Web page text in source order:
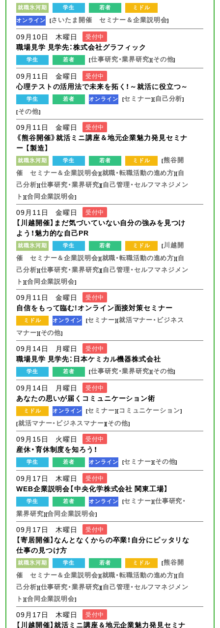
就職氷河期 学生 若者
ミドル
オンライン [さいたま開催 セミナー＆企業説明会]
09月10日 木曜日 受付中
職場見学 見学先：株式会社グラフィック
学生 若者 [仕事研究・業界研究][その他]
09月11日 金曜日 受付中
心理テストの活用法で未来を拓く！～就活に役立つ～
学生 若者 オンライン [セミナー][自己分析]
[その他]
09月11日 金曜日 受付中
《熊谷開催》就活ミニ講座＆地元企業魅力発見セミナ
ー 【製造】
就職氷河期 学生 若者 ミドル [熊谷開
催 セミナー＆企業説明会][就職・転職活動の進め方][自
己分析][仕事研究・業界研究][自己管理・セルフマネジメン
ト][合同企業説明会]
09月11日 金曜日 受付中
【川越開催】まだ気づいていない自分の強みを見つけ
よう！魅力的な自己PR
就職氷河期 学生 若者 ミドル [川越開
催 セミナー＆企業説明会][就職・転職活動の進め方][自
己分析][仕事研究・業界研究][自己管理・セルフマネジメン
ト][合同企業説明会]
09月11日 金曜日 受付中
自信をもって臨む!オンライン面接対策セミナー
ミドル オンライン [セミナー][就活マナー・ビジネス
マナー][その他]
09月14日 月曜日 受付中
職場見学 見学先：日本ケミカル機器株式会社
学生 若者 [仕事研究・業界研究][その他]
09月14日 月曜日 受付中
あなたの思いが届くコミュニケーション術
ミドル オンライン [セミナー][コミュニケーション]
[就活マナー・ビジネスマナー][その他]
09月15日 火曜日 受付中
産休・育休制度を知ろう！
学生 若者 オンライン [セミナー][その他]
09月17日 木曜日 受付中
WEB企業説明会【中央化学株式会社 関東工場】
学生 若者 オンライン [セミナー][仕事研究・
業界研究][合同企業説明会]
09月17日 木曜日 受付中
【寄居開催】なんとなくからの卒業！自分にピッタリな
仕事の見つけ方
就職氷河期 学生 若者 ミドル [熊谷開
催 セミナー＆企業説明会][就職・転職活動の進め方][自
己分析][仕事研究・業界研究][自己管理・セルフマネジメン
ト][合同企業説明会]
09月17日 木曜日 受付中
【川越開催】就活ミニ講座＆地元企業魅力発見セミナ